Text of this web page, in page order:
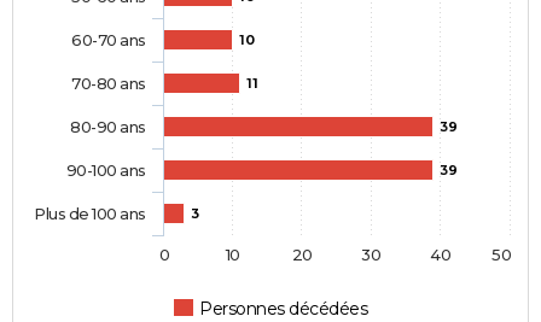
10
11
39
39
3
Personnes décédées
60-70 ans
70-80 ans
80-90 ans
90-100 ans
Plus de 100 ans
0 10 20 30 40 50